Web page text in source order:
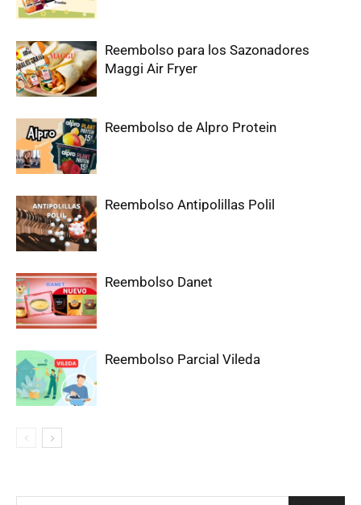
Reembolso para los Sazonadores
Maggi Air Fryer
Reembolso de Alpro Protein
Reembolso Antipolillas Polil
Reembolso Danet
Reembolso Parcial Vileda